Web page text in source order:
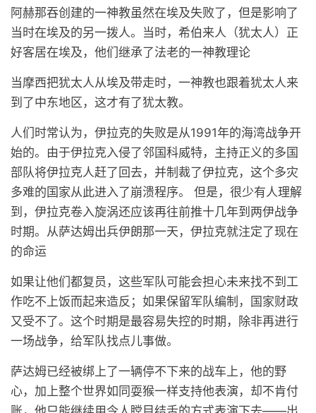
阿赫那吞创建的一神教虽然在埃及失败了，但是影响了
当时在埃及的另一拨人。当时，希伯来人（犹太人）正
好客居在埃及，他们继承了法老的一神教理论
当摩西把犹太人从埃及带走时，一神教也跟着犹太人来
到了中东地区，这才有了犹太教。
人们时常认为，伊拉克的失败是从1991年的海湾战争开
始的。由于伊拉克入侵了邻国科威特，主持正义的多国
部队将伊拉克人赶了回去，并制裁了伊拉克，这个多灾
多难的国家从此进入了崩溃程序。 但是，很少有人理解
到，伊拉克卷入旋涡还应该再往前推十几年到两伊战争
时期。从萨达姆出兵伊朗那一天，伊拉克就注定了现在
的命运
如果让他们都复员，这些军队可能会担心未来找不到工
作吃不上饭而起来造反；如果保留军队编制，国家财政
又受不了。这个时期是最容易失控的时期，除非再进行
一场战争，给军队找点儿事做。
萨达姆已经被绑上了一辆停不下来的战车上，他的野
心，加上整个世界如同耍猴一样支持他表演，却不肯付